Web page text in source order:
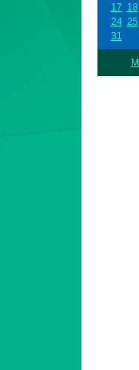
17 18
24 25
31